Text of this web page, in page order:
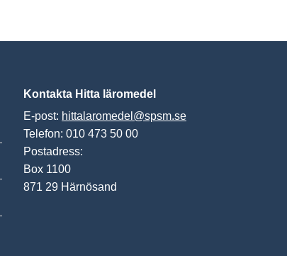
Kontakta Hitta läromedel
E-post: hittalaromedel@spsm.se
Telefon: 010 473 50 00
Postadress:
Box 1100
871 29 Härnösand